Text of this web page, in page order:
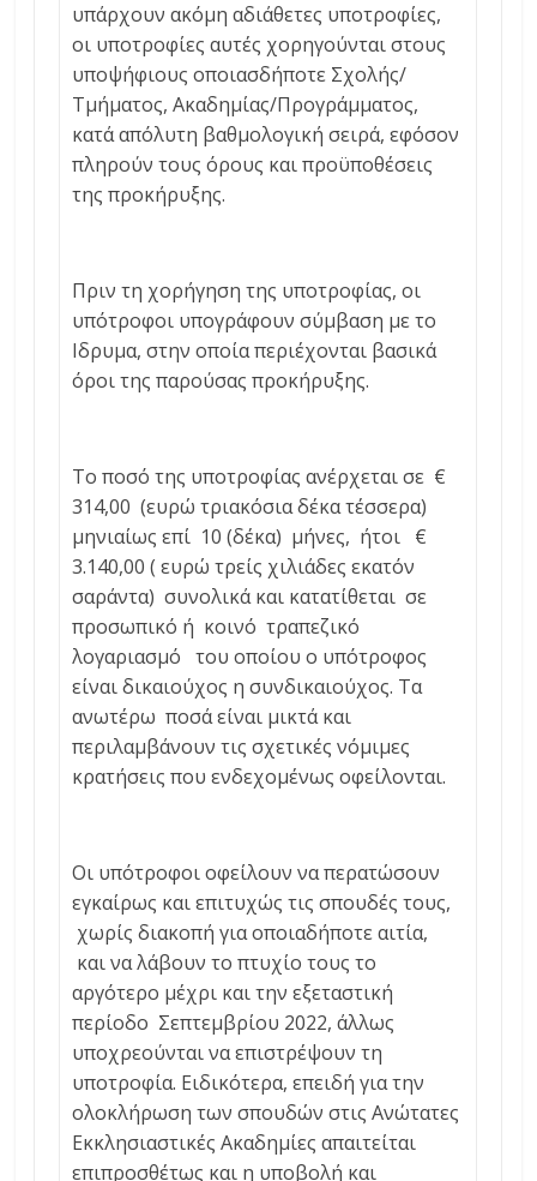
υπάρχουν ακόμη αδιάθετες υποτροφίες,
οι υποτροφίες αυτές χορηγούνται στους
υποψήφιους οποιασδήποτε Σχολής/
Τμήματος, Ακαδημίας/Προγράμματος,
κατά απόλυτη βαθμολογική σειρά, εφόσον
πληρούν τους όρους και προϋποθέσεις
της προκήρυξης.
Πριν τη χορήγηση της υποτροφίας, οι
υπότροφοι υπογράφουν σύμβαση με το
Ιδρυμα, στην οποία περιέχονται βασικά
όροι της παρούσας προκήρυξης.
Το ποσό της υποτροφίας ανέρχεται σε €
314,00 (ευρώ τριακόσια δέκα τέσσερα)
μηνιαίως επί 10 (δέκα) μήνες, ήτοι €
3.140,00 ( ευρώ τρείς χιλιάδες εκατόν
σαράντα) συνολικά και κατατίθεται σε
προσωπικό ή κοινό τραπεζικό
λογαριασμό του οποίου ο υπότροφος
είναι δικαιούχος η συνδικαιούχος. Τα
ανωτέρω ποσά είναι μικτά και
περιλαμβάνουν τις σχετικές νόμιμες
κρατήσεις που ενδεχομένως οφείλονται.
Οι υπότροφοι οφείλουν να περατώσουν
εγκαίρως και επιτυχώς τις σπουδές τους,
χωρίς διακοπή για οποιαδήποτε αιτία,
και να λάβουν το πτυχίο τους το
αργότερο μέχρι και την εξεταστική
περίοδο Σεπτεμβρίου 2022, άλλως
υποχρεούνται να επιστρέψουν τη
υποτροφία. Ειδικότερα, επειδή για την
ολοκλήρωση των σπουδών στις Ανώτατες
Εκκλησιαστικές Ακαδημίες απαιτείται
επιπροσθέτως και η υποβολή και